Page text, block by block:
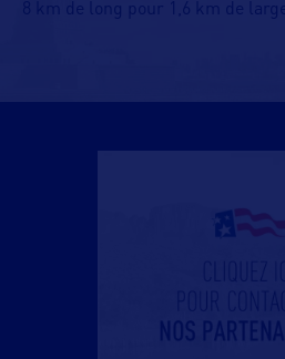
8 km de long pour 1,6 km de large.